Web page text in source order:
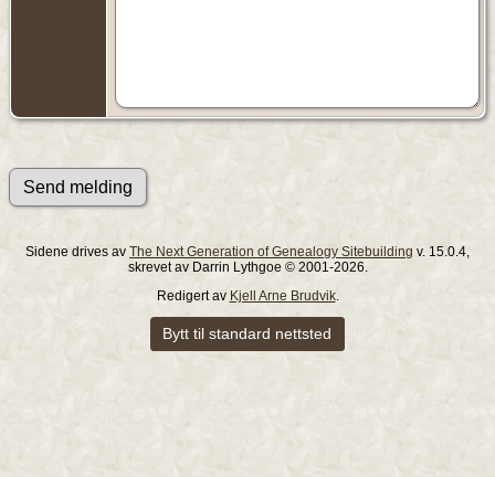
Sidene drives av The Next Generation of Genealogy Sitebuilding v. 15.0.4,
skrevet av Darrin Lythgoe © 2001-2026.
Redigert av Kjell Arne Brudvik.
Bytt til standard nettsted